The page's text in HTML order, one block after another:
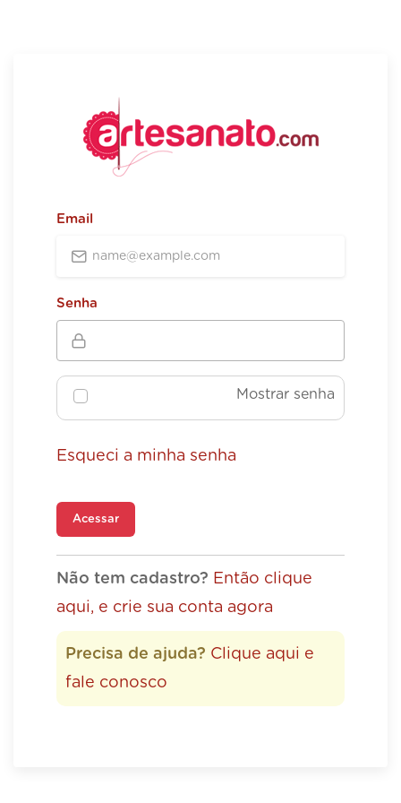
Email
Senha
Mostrar senha
Esqueci a minha senha
Acessar
Não tem cadastro? Então clique
aqui, e crie sua conta agora
Precisa de ajuda? Clique aqui e
fale conosco